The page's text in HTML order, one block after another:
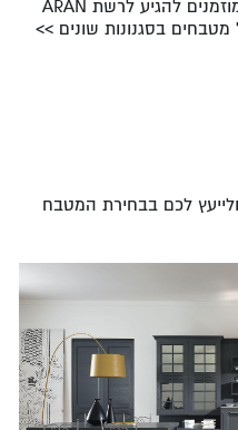
אתם מוזמנים להגיע לרשת ARAN
בסגנונות שונים >>
לכם בבחירת המטבח